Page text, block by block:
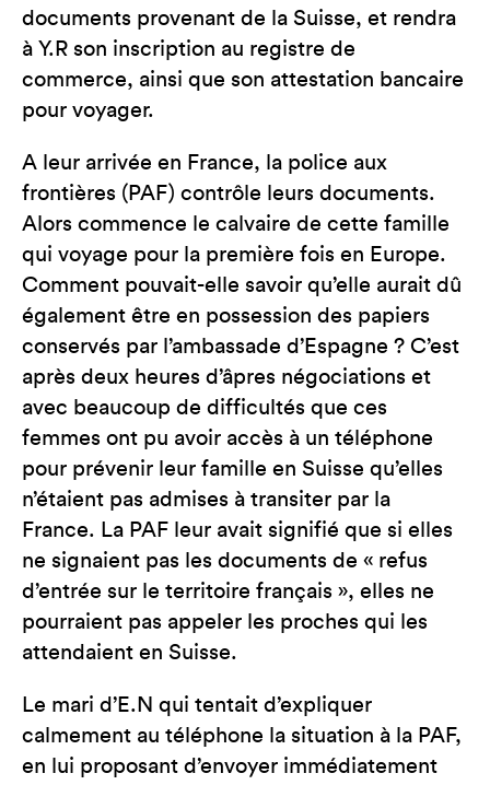
documents provenant de la Suisse, et rendra
à Y.R son inscription au registre de
commerce, ainsi que son attestation bancaire
pour voyager.
A leur arrivée en France, la police aux
frontières (PAF) contrôle leurs documents.
Alors commence le calvaire de cette famille
qui voyage pour la première fois en Europe.
Comment pouvait-elle savoir qu’elle aurait dû
également être en possession des papiers
conservés par l’ambassade d’Espagne ? C’est
après deux heures d’âpres négociations et
avec beaucoup de difficultés que ces
femmes ont pu avoir accès à un téléphone
pour prévenir leur famille en Suisse qu’elles
n’étaient pas admises à transiter par la
France. La PAF leur avait signifié que si elles
ne signaient pas les documents de « refus
d’entrée sur le territoire français », elles ne
pourraient pas appeler les proches qui les
attendaient en Suisse.
Le mari d’E.N qui tentait d’expliquer
calmement au téléphone la situation à la PAF,
en lui proposant d’envoyer immédiatement